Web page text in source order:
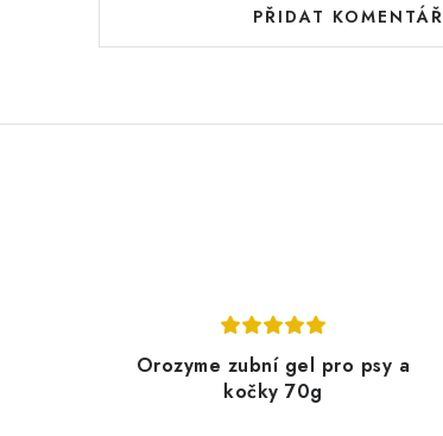
PŘIDAT KOMENTÁŘ
Orozyme zubní gel pro psy a
kočky 70g